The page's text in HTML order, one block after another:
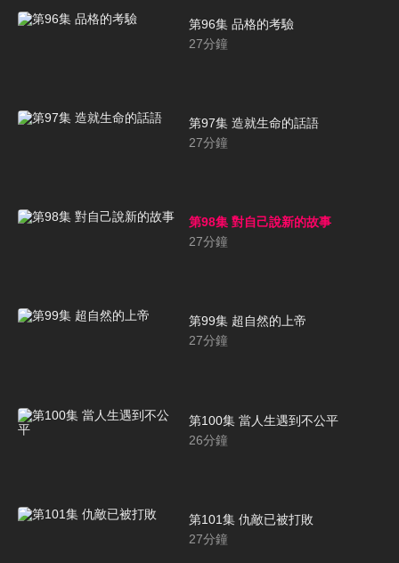
第96集 品格的考驗
27分鐘
第97集 造就生命的話語
27分鐘
第98集 對自己說新的故事
27分鐘
第99集 超自然的上帝
27分鐘
第100集 當人生遇到不公平
26分鐘
第101集 仇敵已被打敗
27分鐘